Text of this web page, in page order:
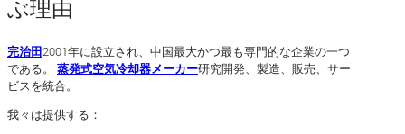
ぶ理由
完治田2001年に設立され、中国最大かつ最も専門的な企業の一つ
である。 蒸発式空気冷却器メーカー研究開発、製造、販売、サー
ビスを統合。
我々は提供する：